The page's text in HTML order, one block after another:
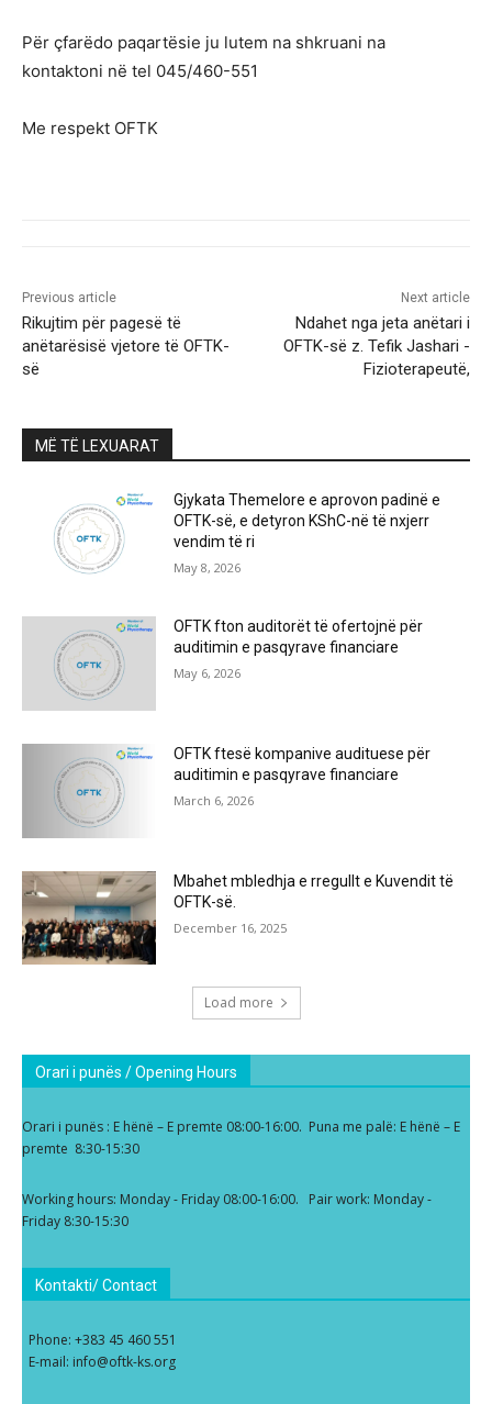
Për çfarëdo paqartësie ju lutem na shkruani na
kontaktoni në tel 045/460-551
Me respekt OFTK
Previous article
Rikujtim për pagesë të
anëtarësisë vjetore të OFTK-
së
Next article
Ndahet nga jeta anëtari i
OFTK-së z. Tefik Jashari -
Fizioterapeutë,
MË TË LEXUARAT
Gjykata Themelore e aprovon padinë e
OFTK-së, e detyron KShC-në të nxjerr
vendim të ri
May 8, 2026
OFTK fton auditorët të ofertojnë për
auditimin e pasqyrave financiare
May 6, 2026
OFTK ftesë kompanive audituese për
auditimin e pasqyrave financiare
March 6, 2026
Mbahet mbledhja e rregullt e Kuvendit të
OFTK-së.
December 16, 2025
Load more
Orari i punës / Opening Hours
Orari i punës : E hënë – E premte 08:00-16:00. Puna me palë: E hënë – E
premte 8:30-15:30
Working hours: Monday - Friday 08:00-16:00. Pair work: Monday -
Friday 8:30-15:30
Kontakti/ Contact
Phone: +383 45 460 551
E-mail: info@oftk-ks.org